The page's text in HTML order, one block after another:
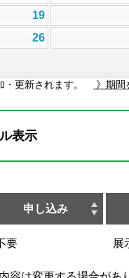
19
26
・更新されます。 》期間
表示
申し込み
要 展